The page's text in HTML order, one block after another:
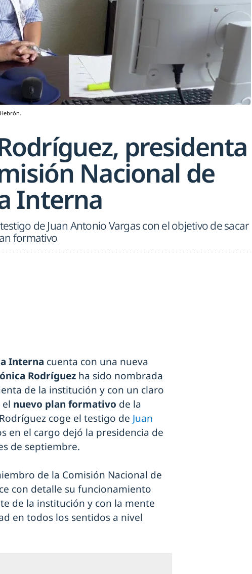
presidenta
Nacional de
Interna
de Juan Antonio Vargas con el objetivo de sacar
formativo
Interna cuenta con una nueva
Rodríguez ha sido nombrada
de la institución y con un claro
nuevo plan formativo de la
coge el testigo de Juan
en el cargo dejó la presidencia de
de septiembre.
de la Comisión Nacional de
con detalle su funcionamiento
de la institución y con la mente
en todos los sentidos a nivel